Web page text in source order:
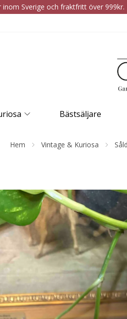
inom Sverige och fraktfritt över
Bästsäljare
Hem Vintage & Kuriosa